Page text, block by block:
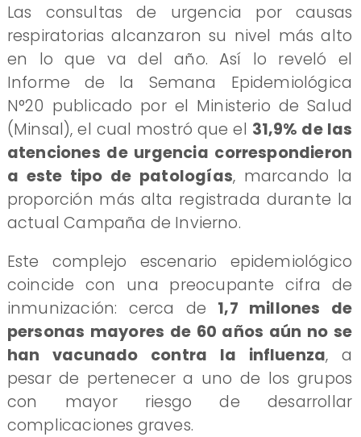
Las consultas de urgencia por causas
respiratorias alcanzaron su nivel más alto
en lo que va del año. Así lo reveló el
Informe de la Semana Epidemiológica
N°20 publicado por el Ministerio de Salud
(Minsal), el cual mostró que el 31,9% de las
atenciones de urgencia correspondieron
a este tipo de patologías, marcando la
proporción más alta registrada durante la
actual Campaña de Invierno.
Este complejo escenario epidemiológico
coincide con una preocupante cifra de
inmunización: cerca de 1,7 millones de
personas mayores de 60 años aún no se
han vacunado contra la influenza, a
pesar de pertenecer a uno de los grupos
con mayor riesgo de desarrollar
complicaciones graves.